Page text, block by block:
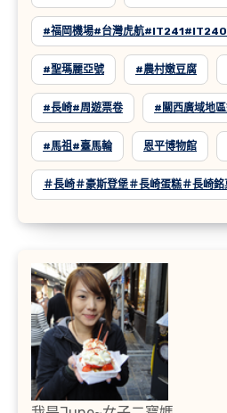
#福岡機場#台灣虎航#IT241#IT240
#聖瑪麗亞號 #農村嫩豆腐
#長崎#周遊票卷 #關西廣域地
#馬祖#臺馬輪 恩平博物館
＃長崎＃豪斯登堡＃長崎蛋糕＃長崎銘